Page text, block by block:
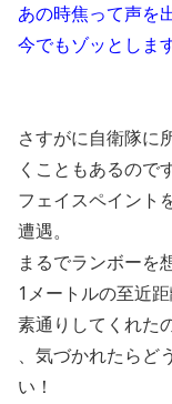
あの時焦って声を
今でもゾッとします
さすがに自衛隊に
くこともあるので
フェイスペイント
遭遇。
まるでランボーを
1メートルの至近
素通りしてくれた
、気づかれたらど
い！